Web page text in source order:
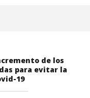
de los
para evitar la
19